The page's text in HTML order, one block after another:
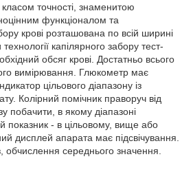
точності, знаменитою
функціоналом та
крові розташована по всій ширині
капілярного забору тест-
обсяг крові. Достатньо всього
вимірювання. Глюкометр має
цільового діапазону із
Колірний помічник праворуч від
побачити, в якому діапазоні
показник - в цільовому, вище або
дисплей апарата має підсвічування.
обчислення середнього значення.